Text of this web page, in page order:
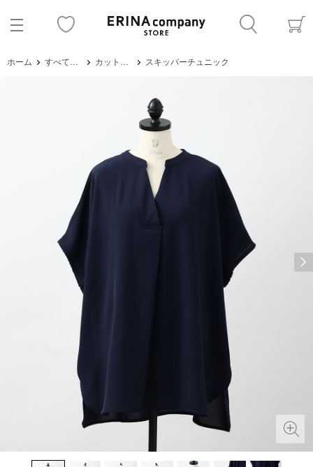
ホーム すべてのアイテム カットソー・Tシャツ スキッパーチュニック